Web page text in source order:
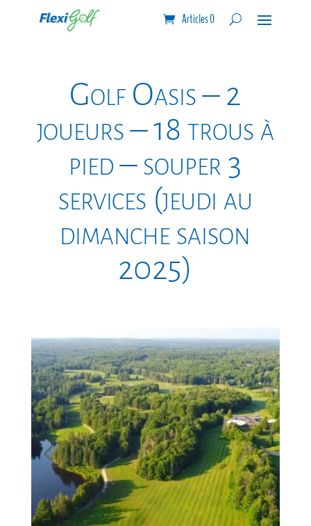
Articles 0
Golf Oasis – 2
joueurs – 18 trous à
pied – souper 3
services (jeudi au
dimanche saison
2025)